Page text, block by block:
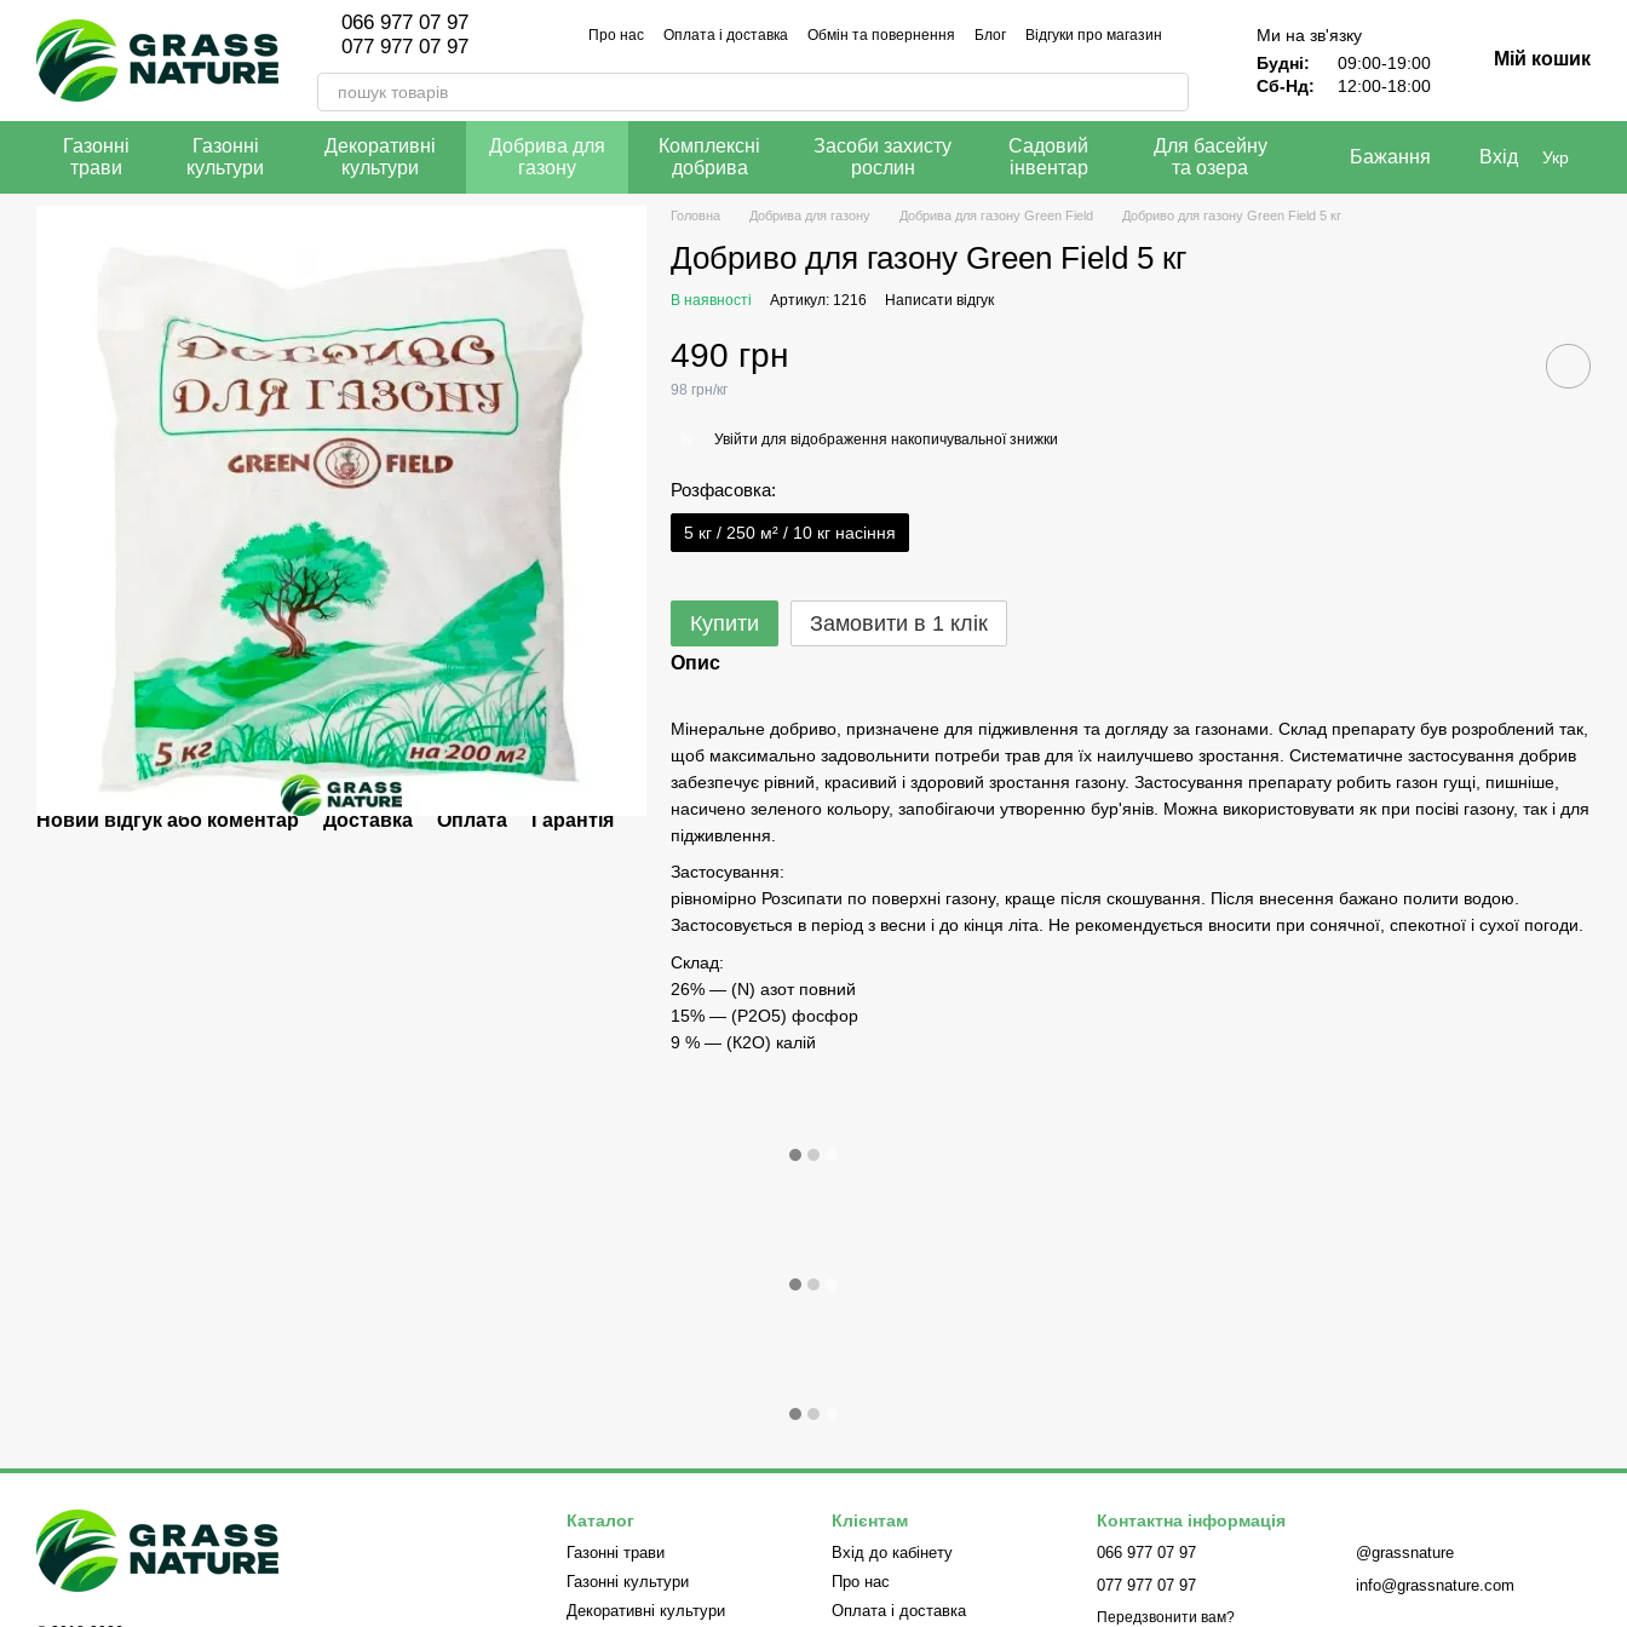
Перейти до основного контенту
066 977 07 97
077 977 07 97
Про нас Оплата і доставка Обмін та повернення Блог
Відгуки про магазин
Ми на зв'язку
Будні:
09:00-19:00
Сб-Нд:
12:00-18:00
Мій кошик
Газонні
трави
Газонні
культури
Декоративні
культури
Добрива для
газону
Комплексні
добрива
Засоби захисту
рослин
Садовий
інвентар
Для басейну
та озера
Бажання Вхід Укр
Новий відгук або коментар Доставка Оплата Гарантія
Головна Добрива для газону Добрива для газону Green Field Добриво для газону Green Field 5 кг
Добриво для газону Green Field 5 кг
В наявності Артикул: 1216 Написати відгук
490 грн
98 грн/кг
Увійти для відображення накопичувальної знижки
Розфасовка:
5 кг / 250 м² / 10 кг насіння
Купити Замовити в 1 клік
Опис
Мінеральне добриво, призначене для підживлення та догляду за газонами. Склад препарату був розроблений так,
щоб максимально задовольнити потреби трав для їх наилучшево зростання. Систематичне застосування добрив
забезпечує рівний, красивий і здоровий зростання газону. Застосування препарату робить газон гущі, пишніше,
насичено зеленого кольору, запобігаючи утворенню бур'янів. Можна використовувати як при посіві газону, так і для
підживлення.
Застосування:
рівномірно Розсипати по поверхні газону, краще після скошування. Після внесення бажано полити водою.
Застосовується в період з весни і до кінця літа. Не рекомендується вносити при сонячної, спекотної і сухої погоди.
Склад:
26% — (N) азот повний
15% — (Р2О5) фосфор
9 % — (К2О) калій
Каталог
Газонні трави
Газонні культури
Декоративні культури
Клієнтам
Вхід до кабінету
Про нас
Оплата і доставка
Контактна інформація
066 977 07 97
077 977 07 97
Передзвонити вам?
@grassnature
info@grassnature.com